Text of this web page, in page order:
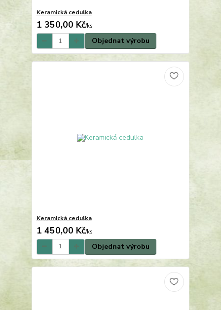
Keramická cedulka
1 350,00 Kč/ks
Objednat výrobu
Keramická cedulka
1 450,00 Kč/ks
Objednat výrobu